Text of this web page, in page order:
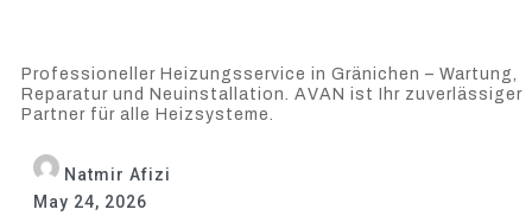
Professioneller Heizungsservice in Gränichen – Wartung,
Reparatur und Neuinstallation. AVAN ist Ihr zuverlässiger
Partner für alle Heizsysteme.
Natmir Afizi
May 24, 2026